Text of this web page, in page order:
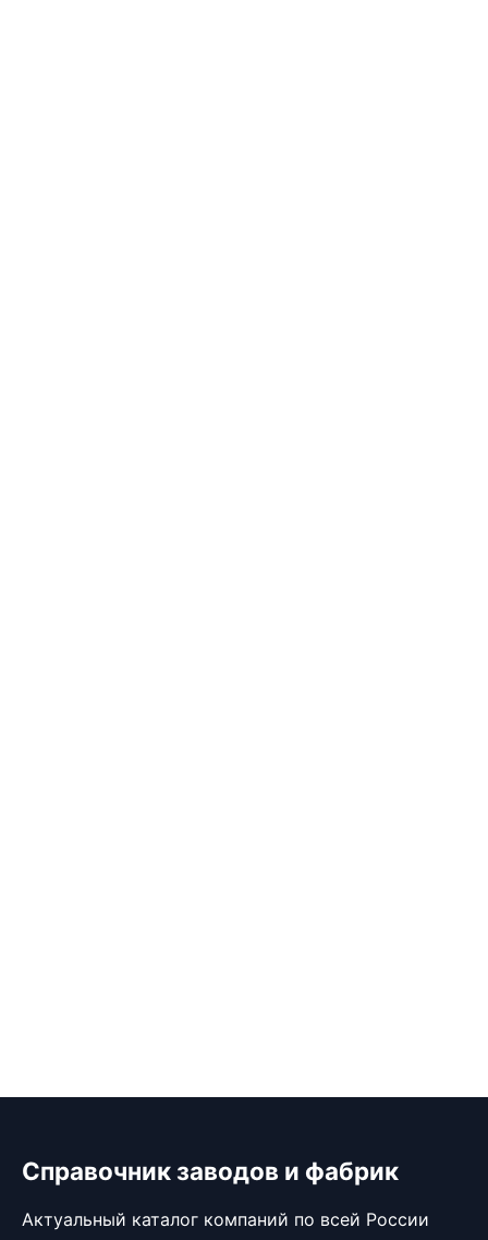
Справочник заводов и фабрик
Актуальный каталог компаний по всей России